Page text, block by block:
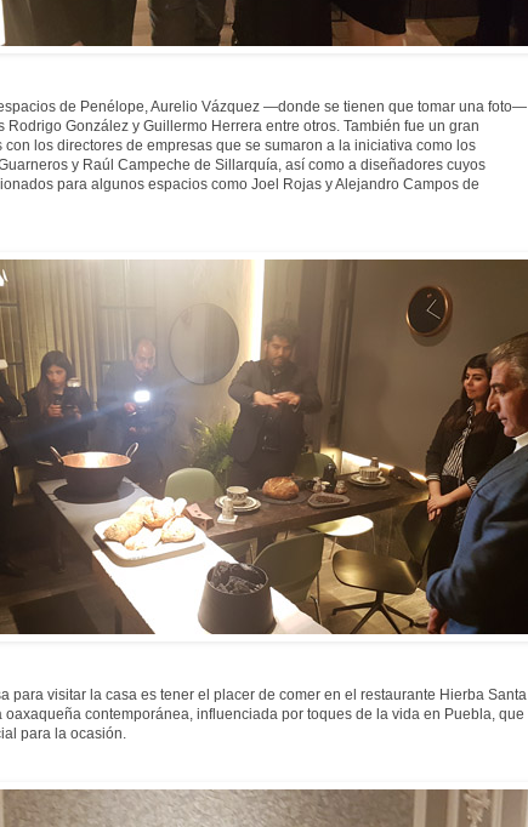
de Penélope, Aurelio Vázquez —donde se tienen que tomar una foto—
Rodrigo González y Guillermo Herrera entre otros. También fue un gran
con los directores de empresas que se sumaron a la iniciativa como los
y Raúl Campeche de Sillarquía, así como a diseñadores cuyos
para algunos espacios como Joel Rojas y Alejandro Campos de
para visitar la casa es tener el placer de comer en el restaurante Hierba Santa
contemporánea, influenciada por toques de la vida en Puebla, que
para la ocasión.